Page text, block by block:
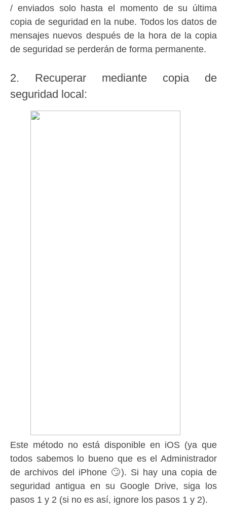
/ enviados solo hasta el momento de su última
copia de seguridad en la nube. Todos los datos de
mensajes nuevos después de la hora de la copia
de seguridad se perderán de forma permanente.
2. Recuperar mediante copia de
seguridad local:
Este método no está disponible en iOS (ya que
todos sabemos lo bueno que es el Administrador
de archivos del iPhone 🙄). Si hay una copia de
seguridad antigua en su Google Drive, siga los
pasos 1 y 2 (si no es así, ignore los pasos 1 y 2).